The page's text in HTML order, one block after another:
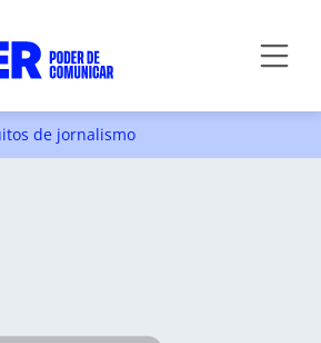
de jornalismo